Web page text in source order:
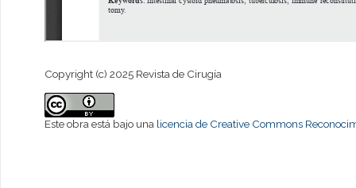
Copyright (c) 2025 Revista de Cirugía
Este obra está bajo una licencia de Creative Commons